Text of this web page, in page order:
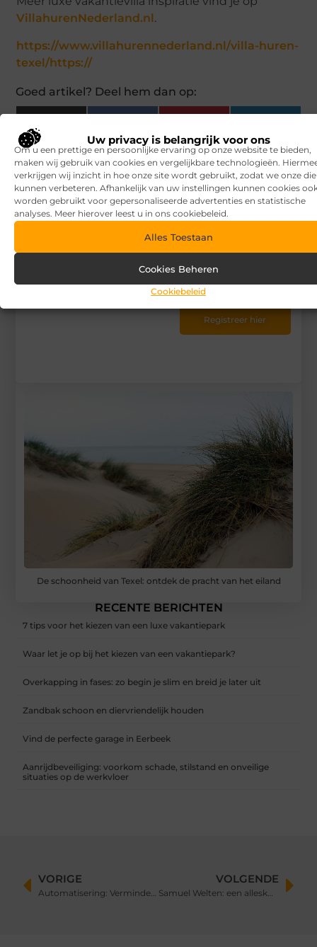
Uw privacy is belangrijk voor ons
Om u een prettige en persoonlijke ervaring op onze website te bieden,
maken wij gebruik van cookies en vergelijkbare technologieën.
verkrijgen wij inzicht in hoe onze site wordt gebruikt, zodat we onze
kunnen verbeteren. Afhankelijk van uw instellingen kunnen cookies
worden gebruikt voor gepersonaliseerde advertenties en statistische
analyses. Meer hierover leest u in ons cookiebeleid.
Alles Toestaan
Cookies Beheren
Cookiebeleid
VillahurenNederland.nl.
https://www.villahurennederland.nl/villa-huren-
texel/https://
Goed artikel? Deel hem dan op:
(Twitter)
Tags en Categorieën:
Recreatie ,texel,vakantie,vakantievilla
DEEL DIT:
De schoonheid van Texel: ontdek de pracht van het eiland
RECENTE BERICHTEN
7 tips voor het kiezen van een luxe vakantiepark
Waar let je op bij het kiezen van een vakantiepark?
Overkapping in fases: zo begin je slim en breid je later uit
Zandbak schoon en diervriendelijk houden
Vind de perfecte garage in Eerbeek
Aanrijdbeveiliging: voorkom schade, stilstand en onveilige
situaties op de werkvloer
met bloggen opV.I.P.
Baits
Stuur ons een bericht
Registreer hier
VORIGE
Automatisering: Verminder repetitieve taken en verhoog efficiëntie​
VOLGENDE
Samuel Welten: een alleskunner in de Nederlandse entertainmentwereld